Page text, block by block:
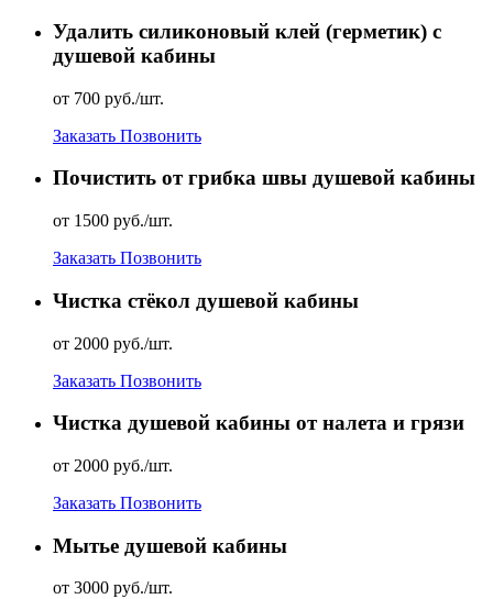
Удалить силиконовый клей (герметик) с
душевой кабины
от 700 руб./шт.
Заказать Позвонить
Почистить от грибка швы душевой кабины
от 1500 руб./шт.
Заказать Позвонить
Чистка стёкол душевой кабины
от 2000 руб./шт.
Заказать Позвонить
Чистка душевой кабины от налета и грязи
от 2000 руб./шт.
Заказать Позвонить
Мытье душевой кабины
от 3000 руб./шт.